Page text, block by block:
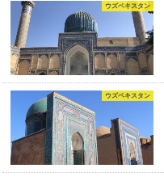
ウズベキスタン
ウズベキスタン